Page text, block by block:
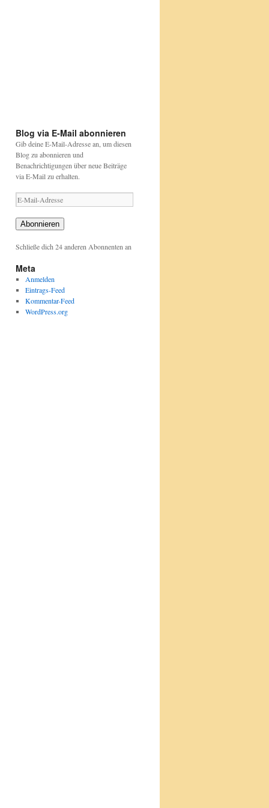
gartenvoegel/index.html gartenvoegel/
Blog via E-Mail abonnieren
Gib deine E-Mail-Adresse an, um diesen
Blog zu abonnieren und
Benachrichtigungen über neue Beiträge
via E-Mail zu erhalten.
E-
Mail-
Adresse
Abonnieren
Schließe dich 24 anderen Abonnenten an
Meta
Anmelden
Eintrags-Feed
Kommentar-Feed
WordPress.org